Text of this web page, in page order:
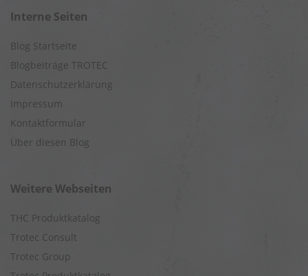
Interne Seiten
Blog Startseite
Blogbeiträge TROTEC
Datenschutzerklärung
Impressum
Kontaktformular
Über diesen Blog
Weitere Webseiten
THC Produktkatalog
Trotec Consult
Trotec Group